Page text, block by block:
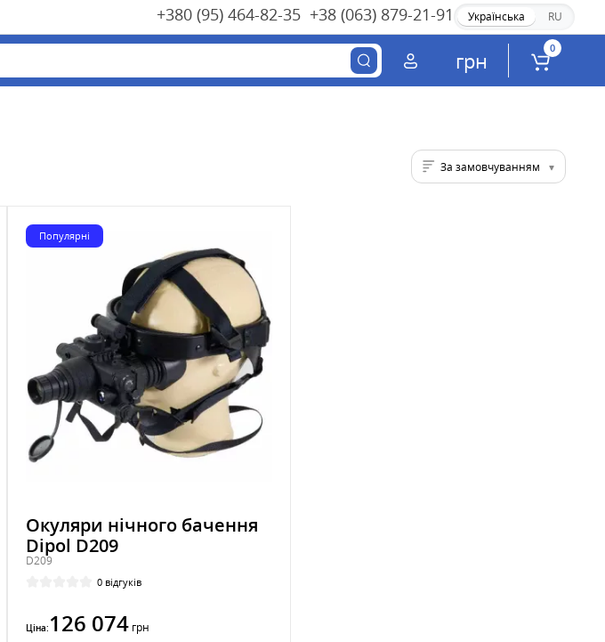
Українська RU
+380 (95) 464-82-35 +38 (063) 879-21-91
грн 0
За замовчуванням
Популярні
Окуляри нічного бачення
Dipol D209
D209
0 відгуків
Ціна: 126 074грн